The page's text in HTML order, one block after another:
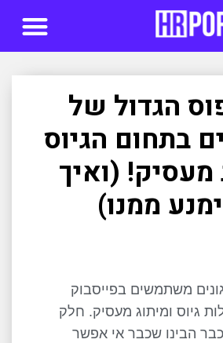
הגדול של
בתחום הגיוס
מעסיק! (ואיך
ממנו)
מהארגונים משתמשים בפייסבוק
גיוס ומיתוג מעסיק. חלק
כבר הבינו שכבר אי אפשר